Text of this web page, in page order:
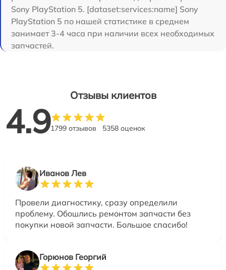
Sony PlayStation 5. [dataset:services:name] Sony
PlayStation 5 по нашей статистике в среднем
занимает 3-4 часа при наличии всех необходимых
запчастей.
Отзывы клиентов
4.91799 отзывов 5358 оценок
Иванов Лев
Провели диагностику, сразу определили
проблему. Обошлись ремонтом запчасти без
покупки новой запчасти. Большое спасибо!
Горюнов Георгий